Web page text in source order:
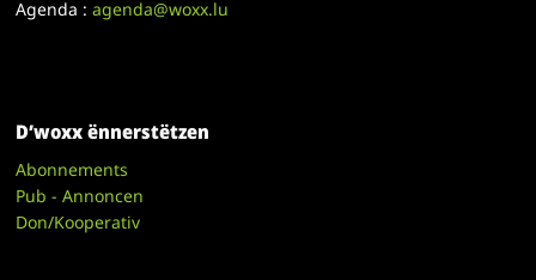
Agenda :agenda@woxx.lu
D’woxx ënnerstëtzen
Abonnements
Pub - Annoncen
Don/Kooperativ